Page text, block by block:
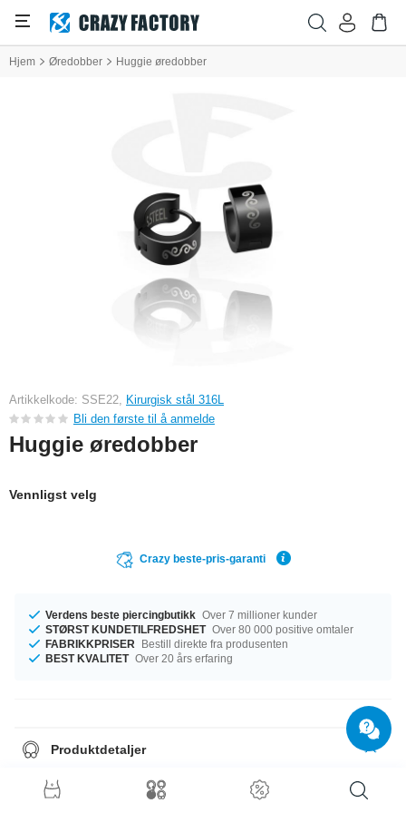
Hjem Øredobber Huggie øredobber
Artikkelkode: SSE22, Kirurgisk stål 316L
Bli den første til å anmelde
Huggie øredobber
Vennligst velg
Crazy beste-pris-garanti
Verdens beste piercingbutikk Over 7 millioner kunder
STØRST KUNDETILFREDSHET Over 80 000 positive omtaler
FABRIKKPRISER
Bestill direkte fra produsenten
BEST KVALITET Over 20 års erfaring
Produktdetaljer